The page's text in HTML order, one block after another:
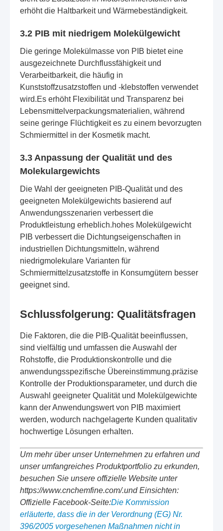
erhöht die Haltbarkeit und Wärmebeständigkeit.
3.2 PIB mit niedrigem Molekülgewicht
Die geringe Molekülmasse von PIB bietet eine
ausgezeichnete Durchflussfähigkeit und
Verarbeitbarkeit, die häufig in
Kunststoffzusatzstoffen und -klebstoffen verwendet
wird.Es erhöht Flexibilität und Transparenz bei
Lebensmittelverpackungsmaterialien, während
seine geringe Flüchtigkeit es zu einem bevorzugten
Schmiermittel in der Kosmetik macht.
3.3 Anpassung der Qualität und des
Molekulargewichts
Die Wahl der geeigneten PIB-Qualität und des
geeigneten Molekülgewichts basierend auf
Anwendungsszenarien verbessert die
Produktleistung erheblich.hohes Molekülgewicht
PIB verbessert die Dichtungseigenschaften in
industriellen Dichtungsmitteln, während
niedrigmolekulare Varianten für
Schmiermittelzusatzstoffe in Konsumgütern besser
geeignet sind.
Schlussfolgerung: Qualitätsfragen
Die Faktoren, die die PIB-Qualität beeinflussen,
sind vielfältig und umfassen die Auswahl der
Rohstoffe, die Produktionskontrolle und die
anwendungsspezifische Übereinstimmung.präzise
Kontrolle der Produktionsparameter, und durch die
Auswahl geeigneter Qualität und Molekülgewichte
kann der Anwendungswert von PIB maximiert
werden, wodurch nachgelagerte Kunden qualitativ
hochwertige Lösungen erhalten.
Um mehr über unser Unternehmen zu erfahren und
unser umfangreiches Produktportfolio zu erkunden,
besuchen Sie unsere offizielle Website unter
https://www.cnchemfine.com/.und Einsichten:
Offizielle Facebook-Seite:Die Kommission
erläuterte, dass die in der Verordnung (EG) Nr.
396/2005 vorgesehenen Maßnahmen nicht in